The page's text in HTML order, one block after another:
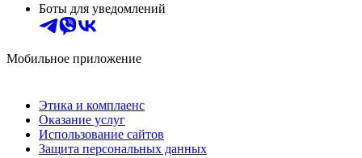
Боты для уведомлений
Мобильное приложение
Этика и комплаенс
Оказание услуг
Использование сайтов
Защита персональных данных